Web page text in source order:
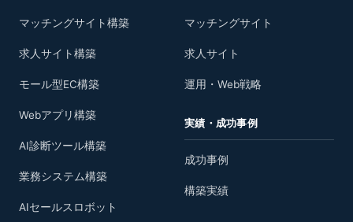
マッチングサイト構築
求人サイト構築
モール型EC構築
Webアプリ構築
AI診断ツール構築
業務システム構築
AIセールスロボット
マッチングサイト
求人サイト
運用・Web戦略
実績・成功事例
成功事例
構築実績